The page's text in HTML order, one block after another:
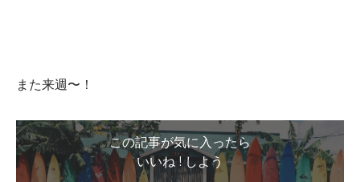
また来週〜！
この記事が気に入ったら
いいね ! しよう